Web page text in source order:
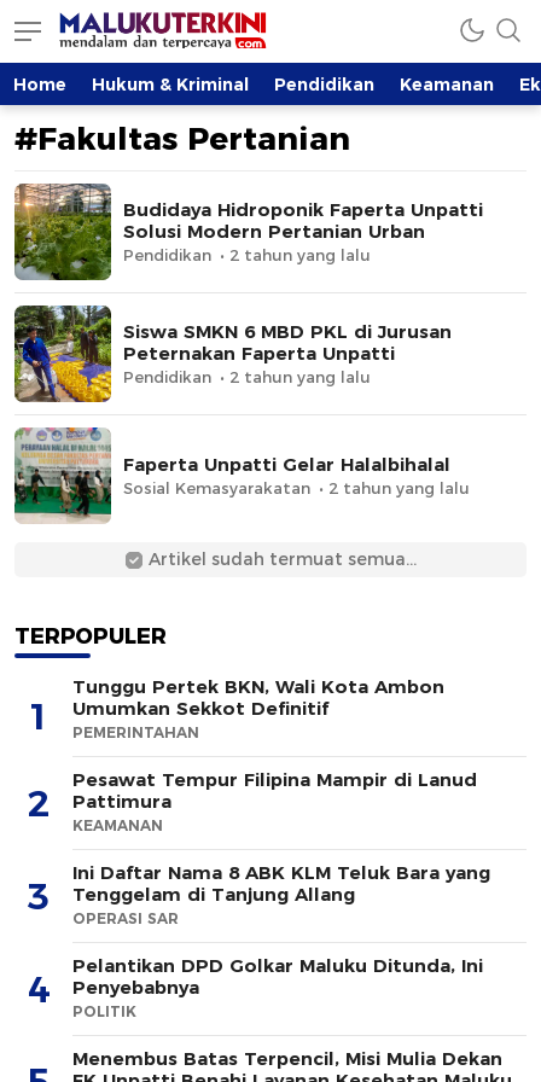
MalukuTerkini.com
Terkini, Mendalam dan Terpercaya
Home Hukum & Kriminal Pendidikan Keamanan
#Fakultas Pertanian
Budidaya Hidroponik Faperta Unpatti
Solusi Modern Pertanian Urban
Pendidikan 2 tahun yang lalu
Siswa SMKN 6 MBD PKL di Jurusan
Peternakan Faperta Unpatti
Pendidikan 2 tahun yang lalu
Faperta Unpatti Gelar Halalbihalal
Sosial Kemasyarakatan 2 tahun yang lalu
Artikel sudah termuat semua...
TERPOPULER
1
Tunggu Pertek BKN, Wali Kota Ambon
Umumkan Sekkot Definitif
PEMERINTAHAN
2
Pesawat Tempur Filipina Mampir di Lanud
Pattimura
KEAMANAN
3
Ini Daftar Nama 8 ABK KLM Teluk Bara yang
Tenggelam di Tanjung Allang
OPERASI SAR
4
Pelantikan DPD Golkar Maluku Ditunda, Ini
Penyebabnya
POLITIK
Menembus Batas Terpencil, Misi Mulia Dekan